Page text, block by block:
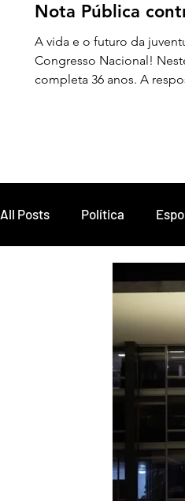
Nota Pública
A vida e o futuro da
Congresso Nacional!
completa 36 anos. A
All Posts Política
Fé e Espiritualidade
Histórias
Denúncia